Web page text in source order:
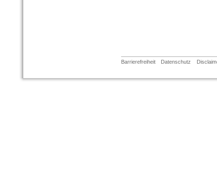
Barrierefreiheit Datenschutz